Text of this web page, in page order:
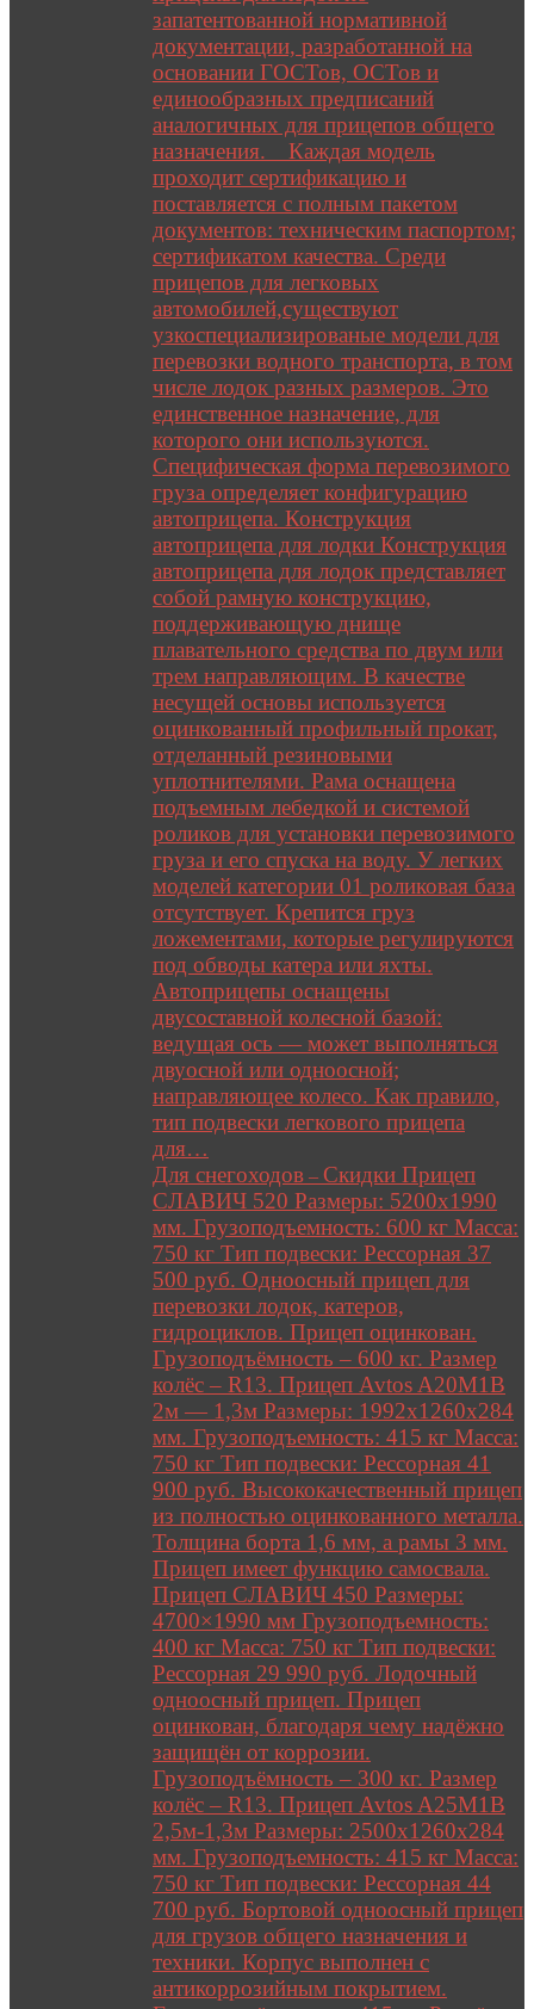
запатентованной нормативной
документации, разработанной на
основании ГОСТов, ОСТов и
единообразных предписаний
аналогичных для прицепов общего
назначения. Каждая модель
проходит сертификацию и
поставляется с полным пакетом
документов: техническим паспортом;
сертификатом качества. Среди
прицепов для легковых
автомобилей,существуют
узкоспециализированые модели для
перевозки водного транспорта, в том
числе лодок разных размеров. Это
единственное назначение, для
которого они используются.
Специфическая форма перевозимого
груза определяет конфигурацию
автоприцепа. Конструкция
автоприцепа для лодки Конструкция
автоприцепа для лодок представляет
собой рамную конструкцию,
поддерживающую днище
плавательного средства по двум или
трем направляющим. В качестве
несущей основы используется
оцинкованный профильный прокат,
отделанный резиновыми
уплотнителями. Рама оснащена
подъемным лебедкой и системой
роликов для установки перевозимого
груза и его спуска на воду. У легких
моделей категории 01 роликовая база
отсутствует. Крепится груз
ложементами, которые регулируются
под обводы катера или яхты.
Автоприцепы оснащены
двусоставной колесной базой:
ведущая ось — может выполняться
двуосной или одноосной;
направляющее колесо. Как правило,
тип подвески легкового прицепа
для…
Для снегоходов – Скидки Прицеп
СЛАВИЧ 520 Размеры: 5200х1990
мм. Грузоподъемность: 600 кг Масса:
750 кг Тип подвески: Рессорная 37
500 руб. Одноосный прицеп для
перевозки лодок, катеров,
гидроциклов. Прицеп оцинкован.
Грузоподъёмность – 600 кг. Размер
колёс – R13. Прицеп Avtos A20M1B
2м — 1,3м Размеры: 1992х1260х284
мм. Грузоподъемность: 415 кг Масса:
750 кг Тип подвески: Рессорная 41
900 руб. Высококачественный прицеп
из полностью оцинкованного металла.
Толщина борта 1,6 мм, а рамы 3 мм.
Прицеп имеет функцию самосвала.
Прицеп СЛАВИЧ 450 Размеры:
4700×1990 мм Грузоподъемность:
400 кг Масса: 750 кг Тип подвески:
Рессорная 29 990 руб. Лодочный
одноосный прицеп. Прицеп
оцинкован, благодаря чему надёжно
защищён от коррозии.
Грузоподъёмность – 300 кг. Размер
колёс – R13. Прицеп Avtos A25M1B
2,5м-1,3м Размеры: 2500х1260х284
мм. Грузоподъемность: 415 кг Масса:
750 кг Тип подвески: Рессорная 44
700 руб. Бортовой одноосный прицеп
для грузов общего назначения и
техники. Корпус выполнен с
антикоррозийным покрытием.